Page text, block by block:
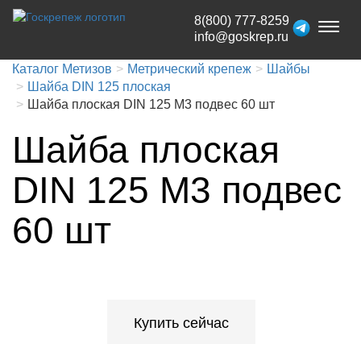
Toggle
8(800) 777-8259
info@goskrep.ru
Каталог Метизов Метрический крепеж
Шайбы
Шайба DIN 125 плоская
Шайба плоская DIN 125 М3 подвес 60 шт
Шайба плоская
DIN 125 М3 подвес
60 шт
Купить сейчас